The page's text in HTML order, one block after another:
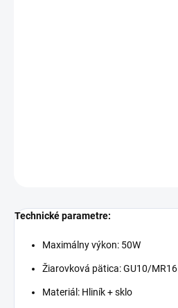
Technické parametre:
Maximálny výkon: 50W
Žiarovková pätica: GU10/MR16
Materiál: Hliník + sklo